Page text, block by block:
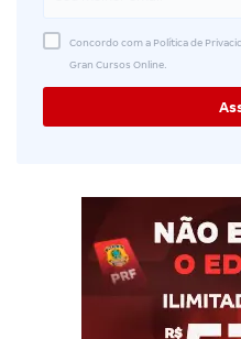
Concordo com a Política de
Gran Cursos Online.